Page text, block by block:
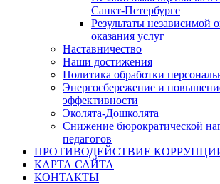
Санкт-Петербурге
Результаты независимой
оказания услуг
Наставничество
Наши достижения
Политика обработки
Энергосбережение и
эффективности
Эколята-Дошколята
Снижение бюрократической
педагогов
ПРОТИВОДЕЙСТВИЕ
КАРТА САЙТА
КОНТАКТЫ